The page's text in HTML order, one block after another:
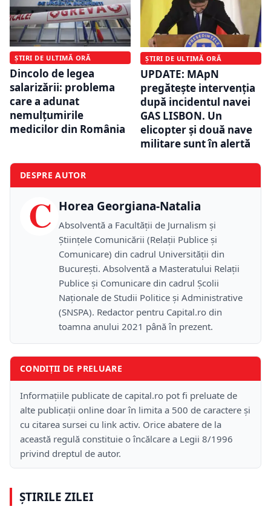
ȘTIRI DE ULTIMĂ ORĂ
Dincolo de legea
salarizării: problema
care a adunat
nemulțumirile
medicilor din România
ȘTIRI DE ULTIMĂ ORĂ
UPDATE: MApN
pregătește intervenția
după incidentul navei
GAS LISBON. Un
elicopter și două nave
militare sunt în alertă
DESPRE AUTOR
C Horea Georgiana-Natalia
Absolventă a Facultății de Jurnalism și
Științele Comunicării (Relații Publice și
Comunicare) din cadrul Universității din
București. Absolventă a Masteratului Relații
Publice și Comunicare din cadrul Școlii
Naţionale de Studii Politice și Administrative
(SNSPA). Redactor pentru Capital.ro din
toamna anului 2021 până în prezent.
CONDIȚII DE PRELUARE
Informațiile publicate de capital.ro pot fi preluate de
alte publicații online doar în limita a 500 de caractere și
cu citarea sursei cu link activ. Orice abatere de la
această regulă constituie o încălcare a Legii 8/1996
privind dreptul de autor.
ȘTIRILE ZILEI